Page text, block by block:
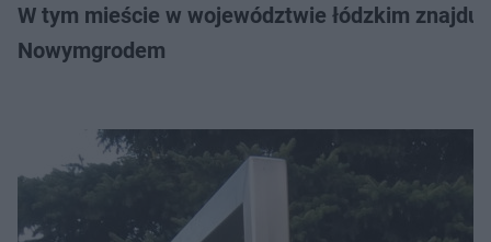
W tym mieście w województwie łódzkim
Nowymgrodem